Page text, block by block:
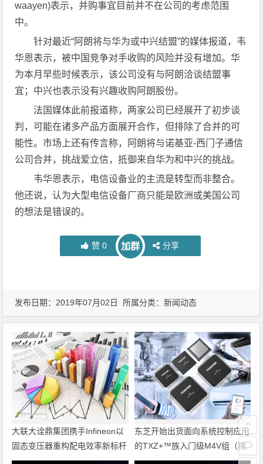
waayen)表示，并购事宜目前并不在公司的考虑范围
中。
针对最近“阿朗将与华为或中兴结盟”的媒体报道，韦
华恩表示，被中国竞争对手收购的风险并没有增加。华
为本月早些时候表示，该公司没有与阿朗洽谈结盟事
宜；中兴也表示没有兴趣收购阿朗股份。
法国媒体此前报道称，两家公司已经展开了初步谈
判，可能在诸多产品方面展开合作，但排除了合并的可
能性。市场上还有传言称，阿朗将与诺基亚-西门子通信
公司合并，挑战爱立信，抵御来自华为和中兴的挑战。
韦华恩表示，电信设备业的主流是转型而非整合。
他还说，认为大型电信设备厂商只能是欧洲或美国公司
的想法是错误的。
赞 0 加群 分享
发布日期：2019年07月02日 所属分类：新闻动态
大联大诠鼎集团携手Infineon以
固态变压器重构配电效率新标杆
东芝开始出货面向系统控制应用
的TXZ+™族入门级M4V组（搭
载Arm Cortex‑M4内核的标准微